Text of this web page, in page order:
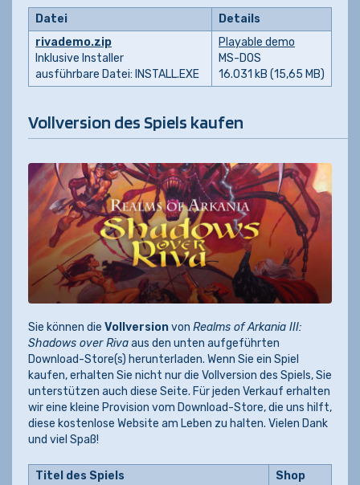
Datei
Details
rivademo.zip
Inklusive Installer
ausführbare Datei: INSTALL.EXE
Playable demo
MS-DOS
16.031 kB (15,65 MB)
Vollversion des Spiels kaufen
Sie können die Vollversionvon Realms of Arkania III:
Shadows over Rivaaus den unten aufgeführten
Download-Store(s) herunterladen. Wenn Sie ein Spiel
kaufen, erhalten Sie nicht nur die Vollversion des Spiels, Sie
unterstützen auch diese Seite. Für jeden Verkauf erhalten
wir eine kleine Provision vom Download-Store, die uns hilft,
diese kostenlose Website am Leben zu halten. Vielen Dank
und viel Spaß!
Titel des Spiels
Shop